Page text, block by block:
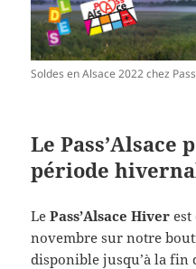
Soldes en Alsace 2022 chez
Le Pass’Alsace
période
Le Pass’Alsace Hiver
novembre sur notre
disponible jusqu’à la fin